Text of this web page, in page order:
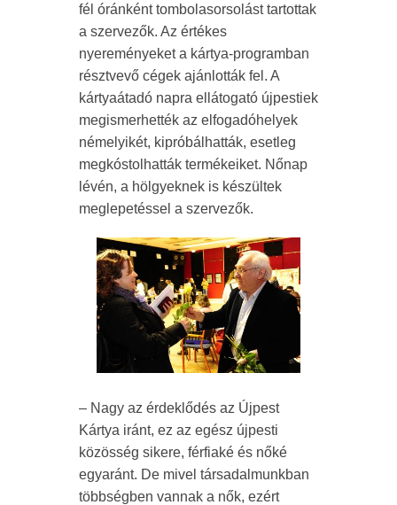
fél óránként tombolasorsolást tartottak
a szervezők. Az értékes
nyereményeket a kártya-programban
résztvevő cégek ajánlották fel. A
kártyaátadó napra ellátogató újpestiek
megismerhették az elfogadóhelyek
némelyikét, kipróbálhatták, esetleg
megkóstolhatták termékeiket. Nőnap
lévén, a hölgyeknek is készültek
meglepetéssel a szervezők.
– Nagy az érdeklődés az Újpest
Kártya iránt, ez az egész újpesti
közösség sikere, férfiaké és nőké
egyaránt. De mivel társadalmunkban
többségben vannak a nők, ezért